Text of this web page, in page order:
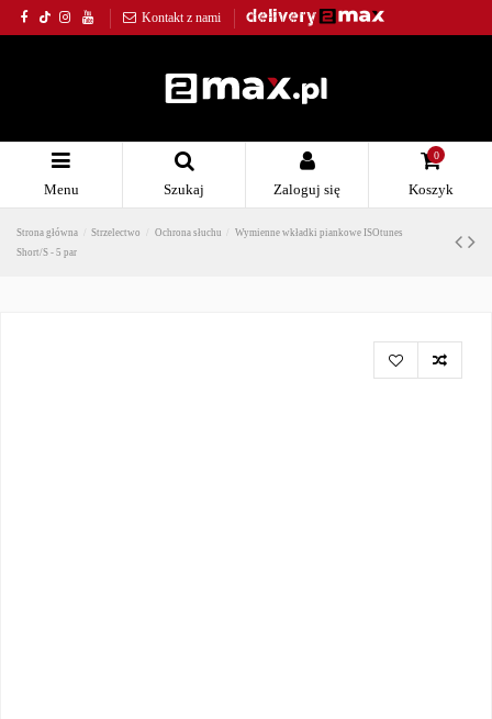
Kontakt z nami
Menu Szukaj Zaloguj się
0
Koszyk
Strona główna Strzelectwo Ochrona słuchu
Wymienne wkładki piankowe ISOtunes
Short/S - 5 par